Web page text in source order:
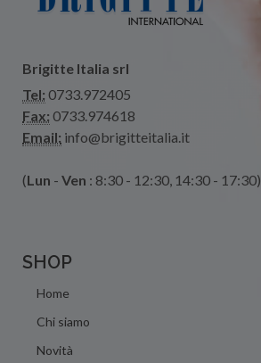
Brigitte Italia srl
Tel: 0733.972405
Fax: 0733.974618
Email: info@brigitteitalia.it
(Lun - Ven : 8:30 - 12:30, 14:30 - 17:30)
SHOP
Home
Chi siamo
Novità